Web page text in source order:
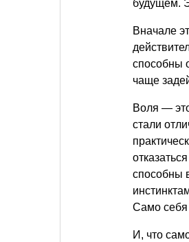
будущем.
Вначале
способны
чаще
Воля —
стали
способны
Само себя
И, что